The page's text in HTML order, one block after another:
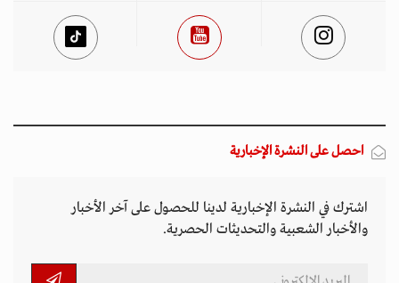
احصل على النشرة الإخبارية
اشترك في النشرة الإخبارية لدينا للحصول على آخر الأخبار
والأخبار الشعبية والتحديثات الحصرية.